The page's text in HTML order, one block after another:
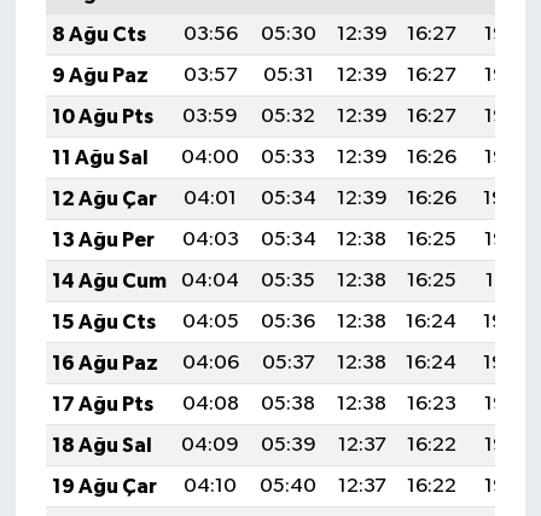
8 Ağu Cts
03:56 05:30 12:39 16:27
19:38
9 Ağu Paz
03:57 05:31 12:39 16:27
19:37
10 Ağu Pts
03:59 05:32 12:39 16:27
19:36
11 Ağu Sal
04:00 05:33 12:39 16:26
19:35
12 Ağu Çar
04:01 05:34 12:39 16:26
19:34
13 Ağu Per
04:03 05:34 12:38 16:25
19:33
14 Ağu Cum
04:04 05:35 12:38 16:25
19:31
15 Ağu Cts
04:05 05:36 12:38 16:24
19:30
16 Ağu Paz
04:06 05:37 12:38 16:24
19:29
17 Ağu Pts
04:08 05:38 12:38 16:23
19:27
18 Ağu Sal
04:09 05:39 12:37 16:22
19:26
19 Ağu Çar
04:10 05:40 12:37 16:22
19:25